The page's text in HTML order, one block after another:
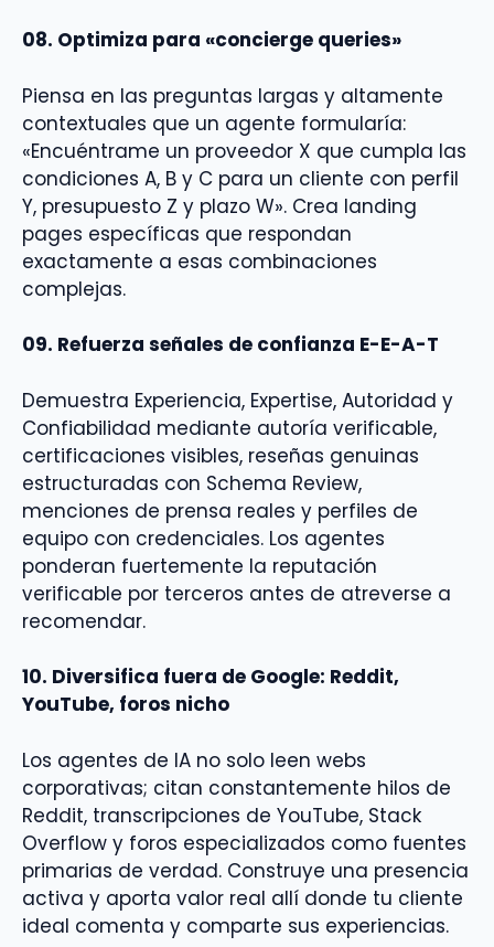
08. Optimiza para «concierge queries»
Piensa en las preguntas largas y altamente
contextuales que un agente formularía:
«Encuéntrame un proveedor X que cumpla las
condiciones A, B y C para un cliente con perfil
Y, presupuesto Z y plazo W». Crea landing
pages específicas que respondan
exactamente a esas combinaciones
complejas.
09. Refuerza señales de confianza E-E-A-T
Demuestra Experiencia, Expertise, Autoridad y
Confiabilidad mediante autoría verificable,
certificaciones visibles, reseñas genuinas
estructuradas con Schema Review,
menciones de prensa reales y perfiles de
equipo con credenciales. Los agentes
ponderan fuertemente la reputación
verificable por terceros antes de atreverse a
recomendar.
10. Diversifica fuera de Google: Reddit,
YouTube, foros nicho
Los agentes de IA no solo leen webs
corporativas; citan constantemente hilos de
Reddit, transcripciones de YouTube, Stack
Overflow y foros especializados como fuentes
primarias de verdad. Construye una presencia
activa y aporta valor real allí donde tu cliente
ideal comenta y comparte sus experiencias.